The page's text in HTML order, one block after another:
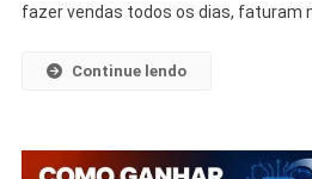
fazer vendas todos os dias, faturam
Continue lendo